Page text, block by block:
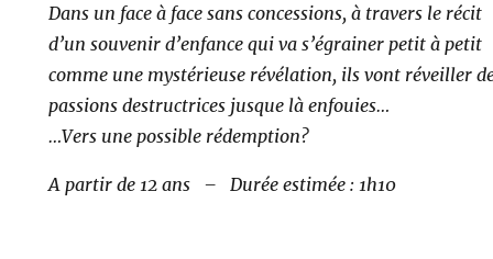
Dans un face à face sans concessions, à travers le récit
d’un souvenir d’enfance qui va s’égrainer petit à petit
comme une mystérieuse révélation, ils vont réveiller
passions destructrices jusque là enfouies…
…Vers une possible rédemption?
A partir de 12 ans – Durée estimée : 1h10